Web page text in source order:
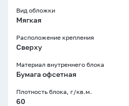
Вид обложки
Мягкая
Расположение крепления
Сверху
Материал внутреннего блока
Бумага офсетная
Плотность блока, г/кв.м.
60